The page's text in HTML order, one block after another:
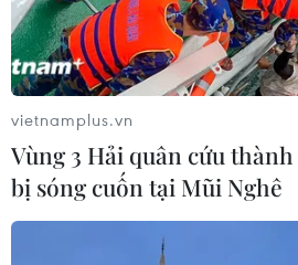
vietnamplus.vn
Vùng 3 Hải quân cứu
bị sóng cuốn tại Mũi Nghê